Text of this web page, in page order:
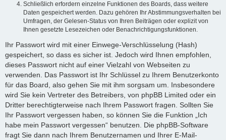
Schließlich erfordern einzelne Funktionen des Boards, dass weitere
Daten gespeichert werden. Dazu gehören Ihr Abstimmungsverhalten bei
Umfragen, der Gelesen-Status von Ihren Beiträgen oder explizit von
Ihnen gesetzte Lesezeichen oder Benachrichtigungsfunktionen.
Ihr Passwort wird mit einer Einwege-Verschlüsselung (Hash)
gespeichert, so dass es sicher ist. Jedoch wird Ihnen empfohlen,
dieses Passwort nicht auf einer Vielzahl von Webseiten zu
verwenden. Das Passwort ist Ihr Schlüssel zu Ihrem Benutzerkonto
für das Board, also gehen Sie mit ihm sorgsam um. Insbesondere
wird Sie kein Vertreter des Betreibers, von phpBB Limited oder ein
Dritter berechtigterweise nach Ihrem Passwort fragen. Sollten Sie
Ihr Passwort vergessen haben, so können Sie die Funktion „Ich
habe mein Passwort vergessen“ benutzen. Die phpBB-Software
fragt Sie dann nach Ihrem Benutzernamen und Ihrer E-Mail-